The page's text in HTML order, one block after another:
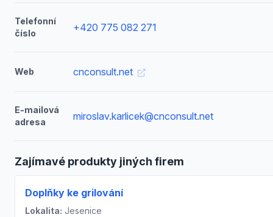
Telefonní
číslo
+420 775 082 271
Web cnconsult.net
E-mailová
adresa
miroslav.karlicek@cnconsult.net
Zajímavé produkty jiných firem
Doplňky ke grilování
Lokalita: Jesenice